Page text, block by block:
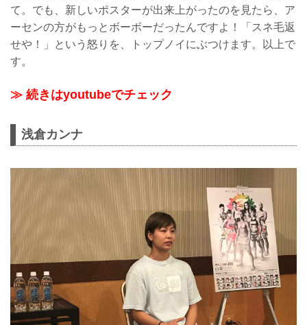
て。でも、新しいポスターが出来上がったのを見たら、ア
ーセンの方がもっとボーボーだったんですよ！「スネ毛返
せや！」という怒りを、トップノイにぶつけます。以上で
す。
≫ 続きはyoutubeでチェック
浅倉カンナ